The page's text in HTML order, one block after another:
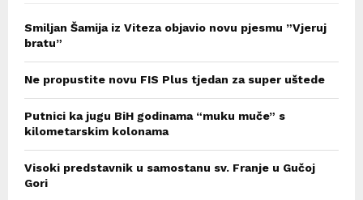
Smiljan Šamija iz Viteza objavio novu pjesmu ”Vjeruj
bratu”
Ne propustite novu FIS Plus tjedan za super uštede
Putnici ka jugu BiH godinama “muku muče” s
kilometarskim kolonama
Visoki predstavnik u samostanu sv. Franje u Gučoj
Gori